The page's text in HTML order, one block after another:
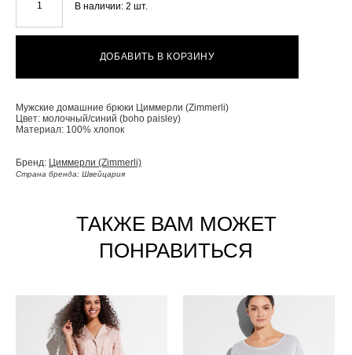
В наличии: 2 шт.
ДОБАВИТЬ В КОРЗИНУ
Мужские домашние брюки Циммерли (Zimmerli)
Цвет: молочный/синий (boho paisley)
Материал: 100% хлопок
Бренд: Циммерли (Zimmerli)
Страна бренда: Швейцария
ТАКЖЕ ВАМ МОЖЕТ
ПОНРАВИТЬСЯ